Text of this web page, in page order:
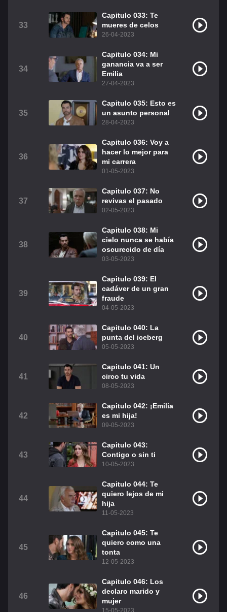
33
Capitulo 033: Te
mueres de celos
26-04-2023
34
Capitulo 034: Mi
ganancia va a ser
Emilia
27-04-2023
35
Capitulo 035: Esto es
un asunto personal
28-04-2023
36
Capitulo 036: Voy a
hacer lo mejor para
mi carrera
01-05-2023
37
Capitulo 037: No
revivas el pasado
02-05-2023
38
Capitulo 038: Mi
cielo nunca se había
oscurecido de día
03-05-2023
39
Capitulo 039: El
cadáver de un gran
fraude
04-05-2023
40
Capitulo 040: La
punta del iceberg
05-05-2023
41
Capitulo 041: Un
circo tu vida
08-05-2023
42
Capitulo 042: ¡Emilia
es mi hija!
09-05-2023
43
Capitulo 043:
Contigo o sin ti
10-05-2023
44
Capitulo 044: Te
quiero lejos de mi
hija
11-05-2023
45
Capitulo 045: Te
quiero como una
tonta
12-05-2023
46
Capitulo 046: Los
declaro marido y
mujer